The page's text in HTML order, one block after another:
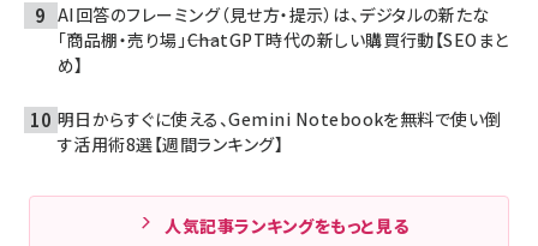
AI回答のフレーミング（見せ方・提示）は、デジタルの新たな
「商品棚・売り場」――ChatGPT時代の新しい購買行動【SEOまと
め】
明日からすぐに使える、Gemini Notebookを無料で使い倒
す活用術8選【週間ランキング】
人気記事ランキングをもっと見る